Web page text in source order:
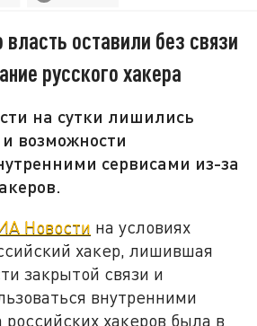
оставили без связи
русского хакера
на сутки лишились
возможности
сервисами из-за
Новости на условиях
хакер, лишившая
закрытой связи и
внутренними
хакеров была в